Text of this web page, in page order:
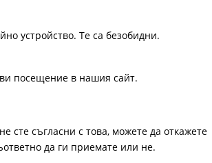
устройство. Те са безобидни.
ви посещение в нашия сайт.
сте съгласни с това, можете да откажете
да ги приемате или не.